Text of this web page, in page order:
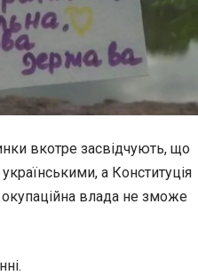
вкотре засвідчують, що
а Конституція
окупаційна влада не зможе